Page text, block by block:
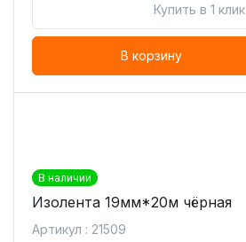
Купить в 1 клик
В корзину
В наличии
Изолента 19мм*20м чёрная
Артикул : 21509